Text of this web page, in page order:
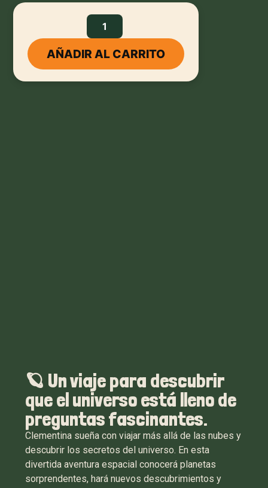
AÑADIR AL CARRITO
🪐 Un viaje para descubrir
que el universo está lleno de
preguntas fascinantes.
Clementina sueña con viajar más allá de las nubes y
descubrir los secretos del universo. En esta
divertida aventura espacial conocerá planetas
sorprendentes, hará nuevos descubrimientos y